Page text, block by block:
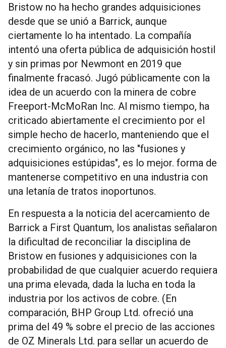
Bristow no ha hecho grandes adquisiciones
desde que se unió a Barrick, aunque
ciertamente lo ha intentado. La compañía
intentó una oferta pública de adquisición hostil
y sin primas por Newmont en 2019 que
finalmente fracasó. Jugó públicamente con la
idea de un acuerdo con la minera de cobre
Freeport-McMoRan Inc. Al mismo tiempo, ha
criticado abiertamente el crecimiento por el
simple hecho de hacerlo, manteniendo que el
crecimiento orgánico, no las "fusiones y
adquisiciones estúpidas", es lo mejor. forma de
mantenerse competitivo en una industria con
una letanía de tratos inoportunos.
En respuesta a la noticia del acercamiento de
Barrick a First Quantum, los analistas señalaron
la dificultad de reconciliar la disciplina de
Bristow en fusiones y adquisiciones con la
probabilidad de que cualquier acuerdo requiera
una prima elevada, dada la lucha en toda la
industria por los activos de cobre. (En
comparación, BHP Group Ltd. ofreció una
prima del 49 % sobre el precio de las acciones
de OZ Minerals Ltd. para sellar un acuerdo de